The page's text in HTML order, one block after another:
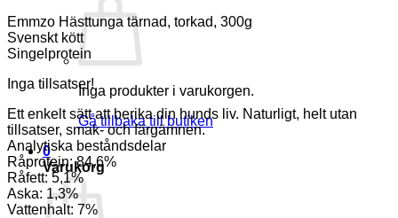
Inga produkter i varukorgen.
Gå tillbaka till butiken
0
Varukorg
Emmzo Hästtunga tärnad, torkad, 300g
Svenskt kött
Singelprotein
Inga tillsatser!
Ett enkelt sätt att berika din hunds liv. Naturligt, helt utan
tillsatser, smak- och färgämnen.
Analytiska beståndsdelar
Råprotein: 84,6%
Råfett: 5,1%
Aska: 1,3%
Vattenhalt: 7%